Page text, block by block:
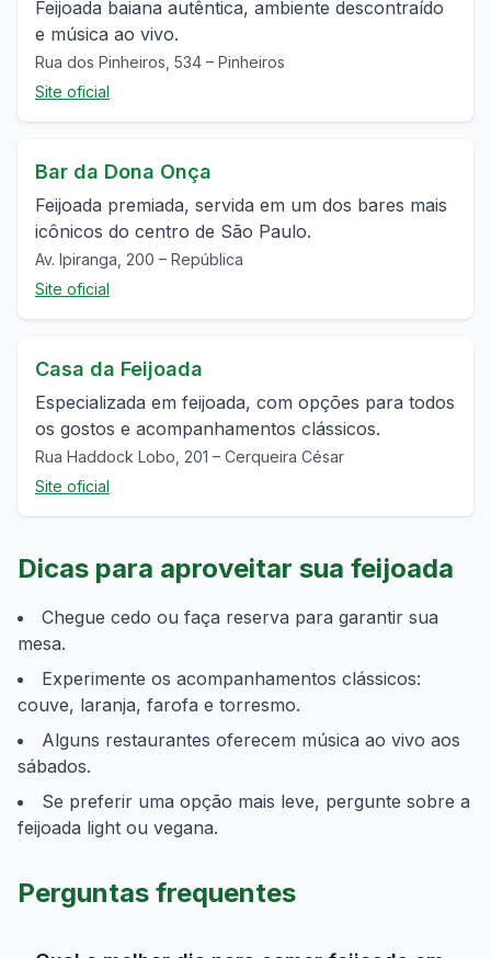
Feijoada baiana autêntica, ambiente descontraído
e música ao vivo.
Rua dos Pinheiros, 534 – Pinheiros
Site oficial
Bar da Dona Onça
Feijoada premiada, servida em um dos bares mais
icônicos do centro de São Paulo.
Av. Ipiranga, 200 – República
Site oficial
Casa da Feijoada
Especializada em feijoada, com opções para todos
os gostos e acompanhamentos clássicos.
Rua Haddock Lobo, 201 – Cerqueira César
Site oficial
Dicas para aproveitar sua feijoada
Chegue cedo ou faça reserva para garantir sua
mesa.
Experimente os acompanhamentos clássicos:
couve, laranja, farofa e torresmo.
Alguns restaurantes oferecem música ao vivo aos
sábados.
Se preferir uma opção mais leve, pergunte sobre a
feijoada light ou vegana.
Perguntas frequentes